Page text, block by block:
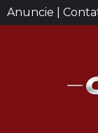
Anuncie |